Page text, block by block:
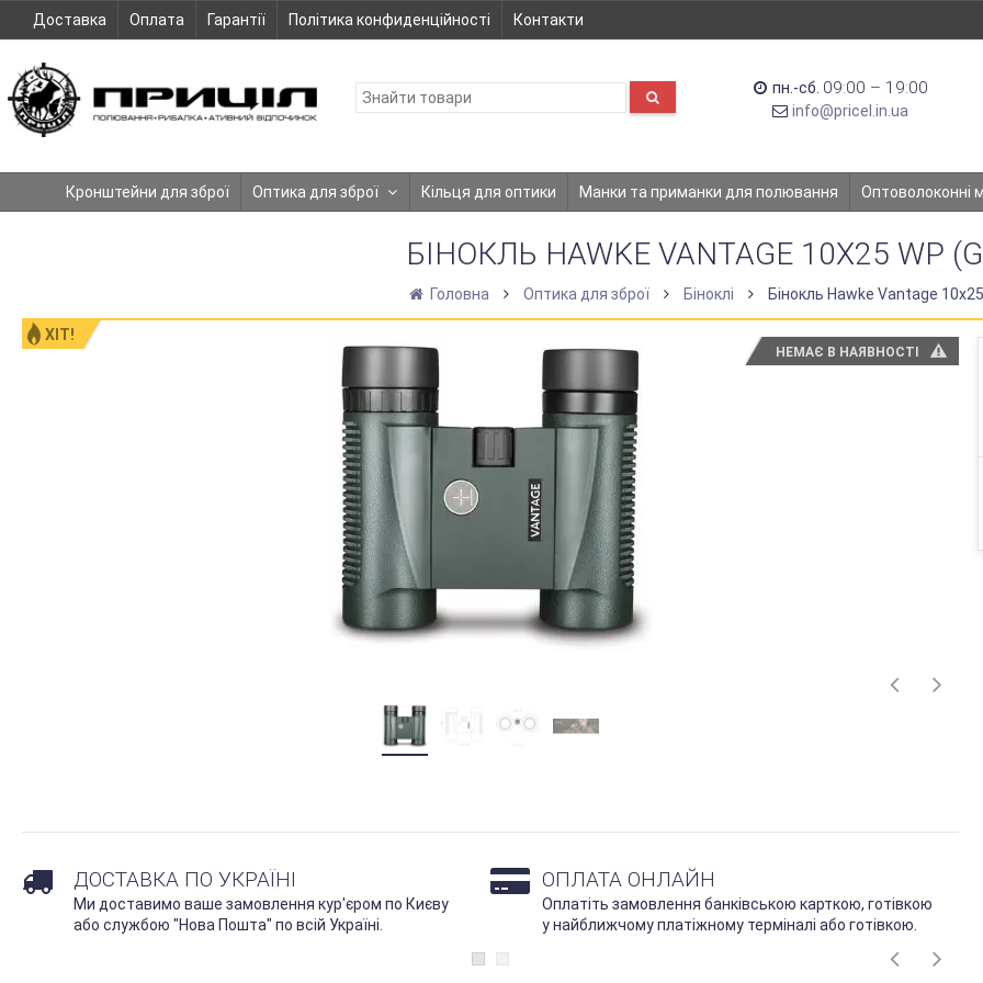
Доставка Оплата Гарантії Політика конфиденційності Контакти
пн.-сб. 09:00 – 19:00
info@pricel.in.ua
Кронштейни для зброї Оптика для зброї Кільця для оптики Манки та приманки для полювання Оптоволоконні
БІНОКЛЬ HAWKE VANTAGE 10X25 WP
Головна Оптика для зброї Біноклі Бінокль Hawke Vantage
ХІТ!
НЕМАЄ В НАЯВНОСТІ
ДОСТАВКА ПО УКРАЇНІ
Ми доставимо ваше замовлення кур'єром по Києву
або службою "Нова Пошта" по всій Україні.
ОПЛАТА ОНЛАЙН
Оплатіть замовлення банківською карткою, готівкою
у найближчому платіжному терміналі або готівкою.